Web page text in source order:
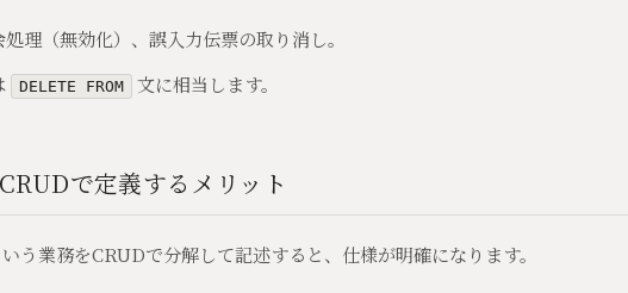
理（無効化）、誤入力伝票の取り消し。
DELETE FROM 文に相当します。
で定義するメリット
いう業務をCRUDで分解して記述すると、仕様が明確になります。